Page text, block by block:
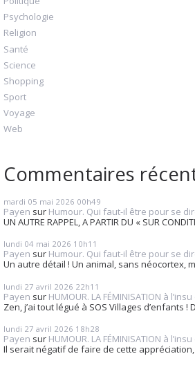
Psychologie
Religion
Santé
Science
Shopping
Sport
Voyage
Web
Commentaires
mardi 05 mai 2026 00h49
Payen sur Humour. Qui faut-il être pour se
UN AUTRE RAPPEL, A PARTIR DU « SUR
lundi 04 mai 2026 10h11
Payen sur Humour. Qui faut-il être pour se
Un autre détail ! Un animal, sans néocortex,
lundi 27 avril 2026 22h11
Payen sur HUMOUR. LA FÉMINISATION à
Zen, j’ai tout légué à SOS Villages d’enfants !
lundi 27 avril 2026 18h28
Payen sur HUMOUR. LA FÉMINISATION à
Il serait négatif de faire de cette appréciation,